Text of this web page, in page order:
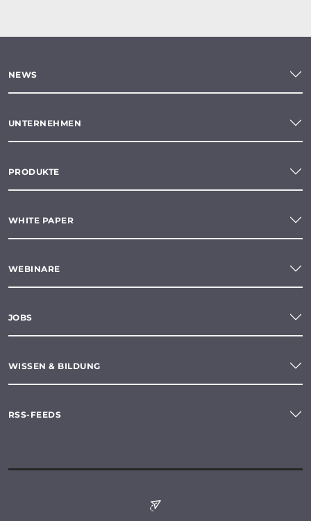
NEWS
UNTERNEHMEN
PRODUKTE
WHITE PAPER
WEBINARE
JOBS
WISSEN & BILDUNG
RSS-FEEDS